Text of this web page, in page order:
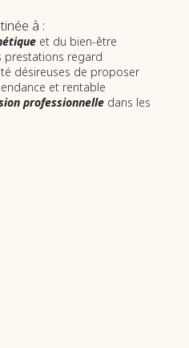
à :
et du bien-être
prestations regard
désireuses de proposer
et rentable
professionnelledans les